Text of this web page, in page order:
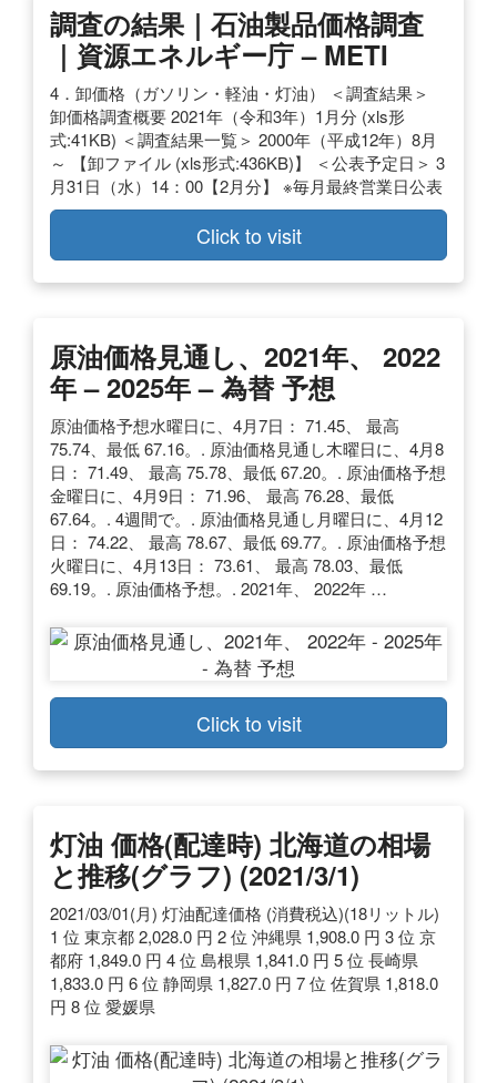
調査の結果｜石油製品価格調査
｜資源エネルギー庁 – METI
4．卸価格（ガソリン・軽油・灯油） ＜調査結果＞
卸価格調査概要 2021年（令和3年）1月分 (xls形
式:41KB) ＜調査結果一覧＞ 2000年（平成12年）8月
～ 【卸ファイル (xls形式:436KB)】 ＜公表予定日＞ 3
月31日（水）14：00【2月分】 ※毎月最終営業日公表
Click to visit
原油価格見通し、2021年、 2022
年 – 2025年 – 為替 予想
原油価格予想水曜日に、4月7日： 71.45、 最高
75.74、最低 67.16。. 原油価格見通し木曜日に、4月8
日： 71.49、 最高 75.78、最低 67.20。. 原油価格予想
金曜日に、4月9日： 71.96、 最高 76.28、最低
67.64。. 4週間で。. 原油価格見通し月曜日に、4月12
日： 74.22、 最高 78.67、最低 69.77。. 原油価格予想
火曜日に、4月13日： 73.61、 最高 78.03、最低
69.19。. 原油価格予想。. 2021年、 2022年 …
Click to visit
灯油 価格(配達時) 北海道の相場
と推移(グラフ) (2021/3/1)
2021/03/01(月) 灯油配達価格 (消費税込)(18リットル)
1 位 東京都 2,028.0 円 2 位 沖縄県 1,908.0 円 3 位 京
都府 1,849.0 円 4 位 島根県 1,841.0 円 5 位 長崎県
1,833.0 円 6 位 静岡県 1,827.0 円 7 位 佐賀県 1,818.0
円 8 位 愛媛県